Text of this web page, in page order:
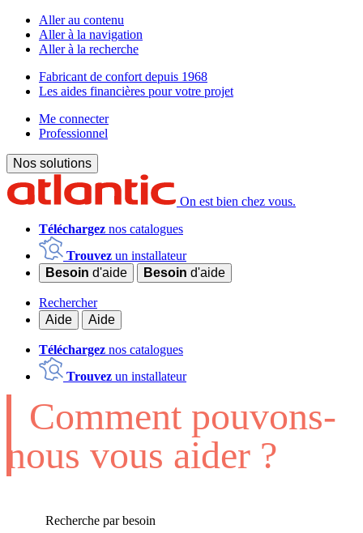
Aller au contenu
Aller à la navigation
Aller à la recherche
Fabricant de confort depuis 1968
Les aides financières pour votre projet
Me connecter
Professionnel
Nos solutions
On est bien chez vous.
Téléchargez nos catalogues
Trouvez un installateur
Besoin d'aide Besoin d'aide
Rechercher
Aide
Aide
Téléchargez nos catalogues
Trouvez un installateur
Comment pouvons-
nous vous aider ?
Recherche par besoin